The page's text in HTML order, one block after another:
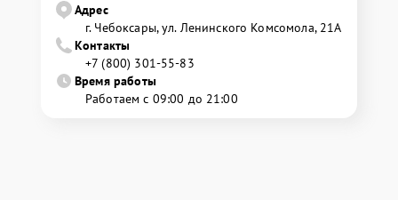
Адрес
г. Чебоксары, ул. Ленинского Комсомола, 21А
Контакты
+7 (800) 301-55-83
Время работы
Работаем с 09:00 до 21:00